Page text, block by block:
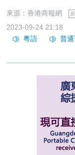
來源：香港商報網
2023-09-24 21:18